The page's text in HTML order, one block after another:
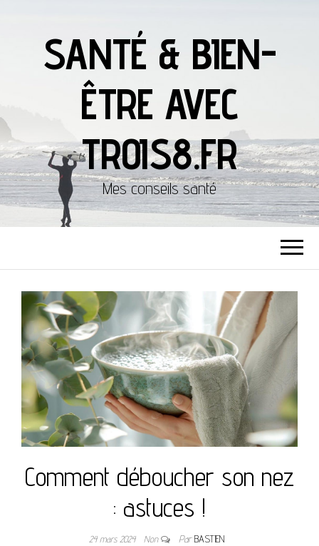
SANTÉ & BIEN-
ÊTRE AVEC
TROIS8.FR
Mes conseils santé
Comment déboucher son nez
: astuces !
24 mars 2024 Non ParBASTIEN